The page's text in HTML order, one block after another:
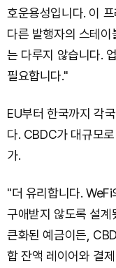
호운용성입니다. 이
다른 발행자의 스테
는 다루지 않습니다.
필요합니다."
EU부터 한국까지 각
다. CBDC가 대규모
가.
"더 유리합니다.
구애받지 않도록 설
큰화된 예금이든,
합 잔액 레이어와 결